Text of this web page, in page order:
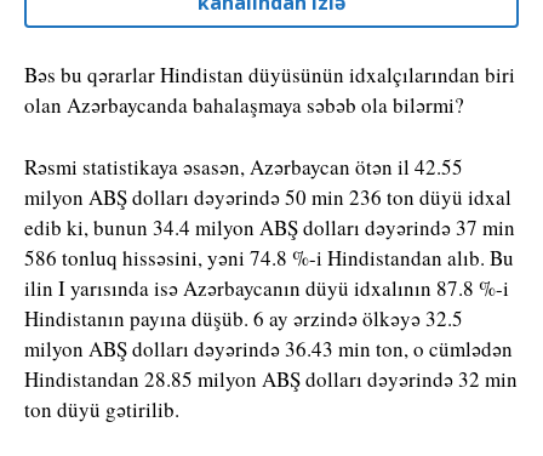
Bəs bu qərarlar Hindistan düyüsünün idxalçılarından biri
olan Azərbaycanda bahalaşmaya səbəb ola bilərmi?
Rəsmi statistikaya əsasən, Azərbaycan ötən il 42.55
milyon ABŞ dolları dəyərində 50 min 236 ton düyü idxal
edib ki, bunun 34.4 milyon ABŞ dolları dəyərində 37 min
586 tonluq hissəsini, yəni 74.8 %-i Hindistandan alıb. Bu
ilin I yarısında isə Azərbaycanın düyü idxalının 87.8 %-i
Hindistanın payına düşüb. 6 ay ərzində ölkəyə 32.5
milyon ABŞ dolları dəyərində 36.43 min ton, o cümlədən
Hindistandan 28.85 milyon ABŞ dolları dəyərində 32 min
ton düyü gətirilib.